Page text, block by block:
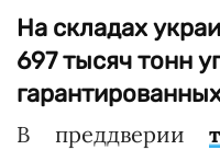
На складах
697 тысяч тонн
В преддверии